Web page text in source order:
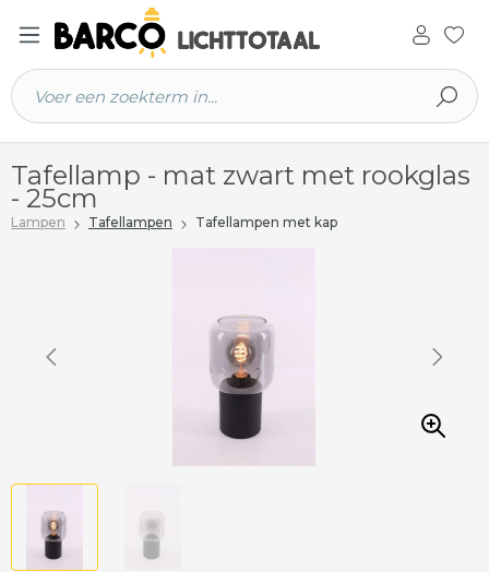
hoofdinhoud
Tafellamp - mat zwart met rookglas
- 25cm
Lampen Tafellampen Tafellampen met kap